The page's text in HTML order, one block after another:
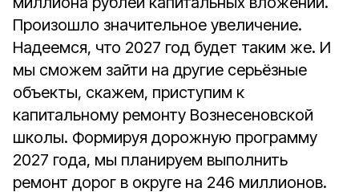
Произошло значительное увеличение.
Надеемся, что 2027 год будет таким же. И
мы сможем зайти на другие серьёзные
объекты, скажем, приступим к
капитальному ремонту Вознесеновской
школы. Формируя дорожную программу
2027 года, мы планируем выполнить
ремонт дорог в округе на 246 миллионов.